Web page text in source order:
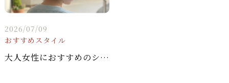
2026/07/09
おすすめスタイル
大人女性におすすめのショートヘアスタイル